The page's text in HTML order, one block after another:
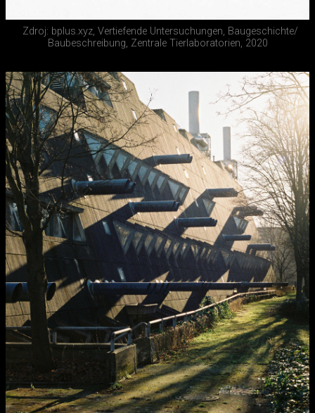
Zdroj: bplus.xyz, Vertiefende Untersuchungen, Baugeschichte/
Baubeschreibung, Zentrale Tierlaboratorien, 2020